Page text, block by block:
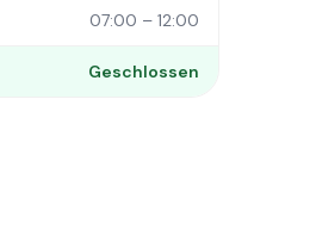
07:00 – 12:00
Geschlossen